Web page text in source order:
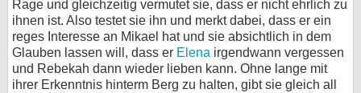
Rage und gleichzeitig vermutet sie, dass er nicht ehrlich zu
ihnen ist. Also testet sie ihn und merkt dabei, dass er ein
reges Interesse an Mikael hat und sie absichtlich in dem
Glauben lassen will, dass er Elena irgendwann vergessen
und Rebekah dann wieder lieben kann. Ohne lange mit
ihrer Erkenntnis hinterm Berg zu halten, gibt sie gleich all